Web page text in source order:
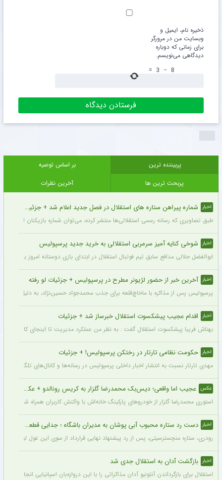
ذخیره نام، ایمیل و
وبسایت من در مرورگر
برای زمانی که دوباره
دیدگاهی می‌نویسم.
8
−
3
=
پربیننده ترین
بر اساس توصیه
پربحث ترین ها
آخرین نظرات
اخبار شماره پیراهن ستاره های استقلال در فصل جدید اعلام شد + جزئیات
طبق تصاویری که رسانه رسمی استقلالی‌ها منتشر کرده، می‌توان شماره بازیکنان این
اخبار شوخی کنایه آمیز سرمربی استقلالی به خرید جدید پرسپولیس
ابوالفضل جلالی مدافع سابق تیم فوتبال استقلال در ابتدای بازی دوستانه امروز با
اخبار آخرین خبر از حضور لژیونر مطرح در پرسپولیس + جزئیات لو رفته
پرسپولیس پس از مذاکره با ماخاچ‌قلعه برای جذب محمدجواد حسین‌نژاد، به دلیل رقم
اخبار اقدام عجیب پیشکسوت استقلال خبرساز شد + جزئیات
بهتاش فریبا پیشکسوت استقلال گفت : به نظر من عملکرد مدیریت تا اینجای کار قابل
اخبار حکومت نظامی تارتار در رختکن پرسپولیس! + جزئیات
مهدی تارتار نسبت به انتشار اخبار داخلی پرسپولیس در رسانه‌ها و کانال‌های تلگرامی
عکس عجیب اما واقعی؛ دیس‌بک محمدرضا گلزار به کریس رونالدو + عکس
استوری محمدرضا گلزار از خودروهای پارکینگ خانه‌اش با واکنش کاربران همراه شده و
اخبار دست رد ستاره محبوب آبی پوشان به مدیران باشگاه ؛ جدایی قطعی است !
رودری، ستاره منچسترسیتی، پس از رد پیشنهاد نهایی قرارداد از سوی این غول لیگ
اخبار بازگشت آدان به استقلال جدی شد
استقلال برای بازگرداندن آنتونیو آدان مذاکراتی را با این دروازه‌بان اسپانیایی انجام داده و قرار است مذاکرات اوایل هفته نهایی